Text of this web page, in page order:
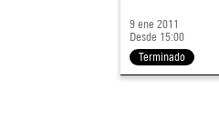
9 ene 2011
Desde 15:00
Terminado